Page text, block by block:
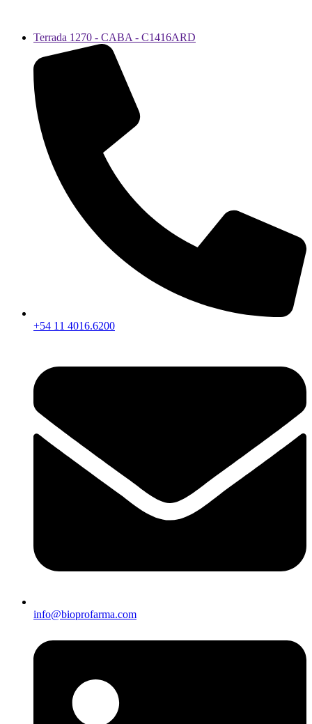
Terrada 1270 - CABA - C1416ARD
+54 11 4016.6200
info@bioprofarma.com